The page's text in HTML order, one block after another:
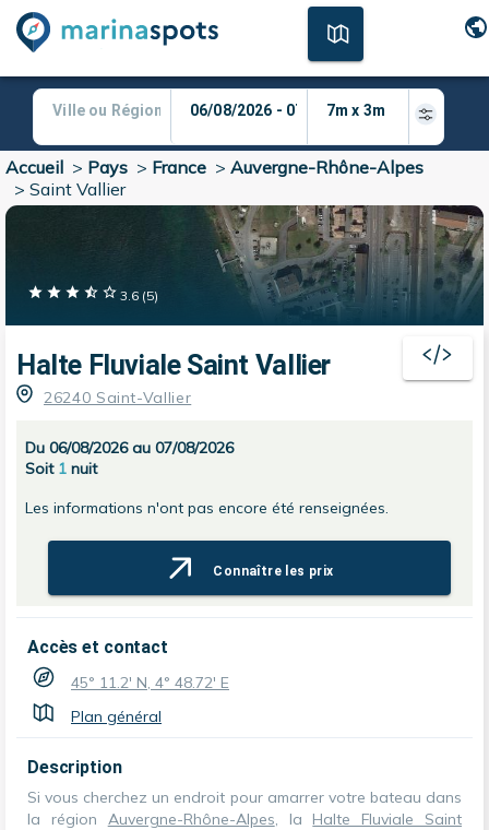
Accueil > Pays > France > Auvergne-Rhône-Alpes
> Saint Vallier
3.6 (5)
Halte Fluviale Saint Vallier
26240 Saint-Vallier
Du 06/08/2026 au 07/08/2026
Soit 1 nuit
Les informations n'ont pas encore été renseignées.
Connaître les prix
Accès et contact
45° 11.2' N, 4° 48.72' E
Plan général
Description
Si vous cherchez un endroit pour amarrer votre bateau dans
la région Auvergne-Rhône-Alpes, la Halte Fluviale Saint